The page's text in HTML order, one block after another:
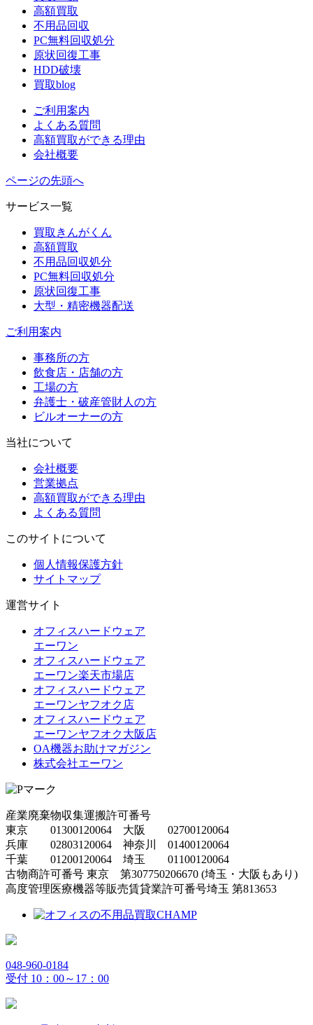
高額買取
不用品回収
PC無料回収処分
原状回復工事
HDD破壊
買取blog
ご利用案内
よくある質問
高額買取ができる理由
会社概要
ページの先頭へ
サービス一覧
買取きんがくん
高額買取
不用品回収処分
PC無料回収処分
原状回復工事
大型・精密機器配送
ご利用案内
事務所の方
飲食店・店舗の方
工場の方
弁護士・破産管財人の方
ビルオーナーの方
当社について
会社概要
営業拠点
高額買取ができる理由
よくある質問
このサイトについて
個人情報保護方針
サイトマップ
運営サイト
オフィスハードウェア
エーワン
オフィスハードウェア
エーワン楽天市場店
オフィスハードウェア
エーワンヤフオク店
オフィスハードウェア
エーワンヤフオク大阪店
OA機器お助けマガジン
株式会社エーワン
産業廃棄物収集運搬許可番号
東京 01300120064 大阪 02700120064
兵庫 02803120064 神奈川 01400120064
千葉 01200120064 埼玉 01100120064
古物商許可番号 東京 第307750206670 (埼玉・大阪もあり)
高度管理医療機器等販売賃貸業許可番号埼玉 第813653
048-960-0184
受付 10：00～17：00